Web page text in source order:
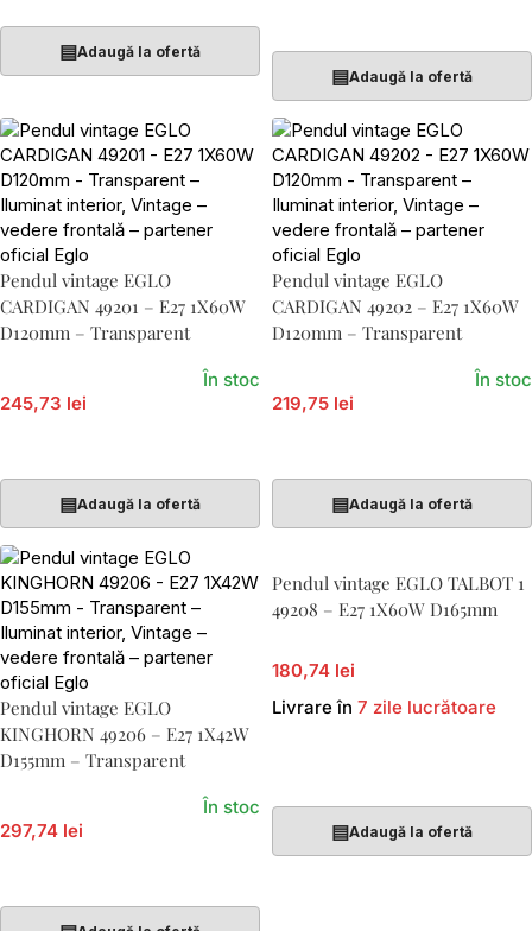
▤Adaugă la ofertă
▤Adaugă la ofertă
Pendul vintage EGLO
CARDIGAN 49201 – E27 1X60W
D120mm – Transparent
245,73 lei
În stoc
▤Adaugă la ofertă
Pendul vintage EGLO
CARDIGAN 49202 – E27 1X60W
D120mm – Transparent
219,75 lei
În stoc
▤Adaugă la ofertă
Pendul vintage EGLO
KINGHORN 49206 – E27 1X42W
D155mm – Transparent
297,74 lei
În stoc
Pendul vintage EGLO TALBOT 1
49208 – E27 1X60W D165mm
180,74 lei
Livrare în 7 zile lucrătoare
▤Adaugă la ofertă